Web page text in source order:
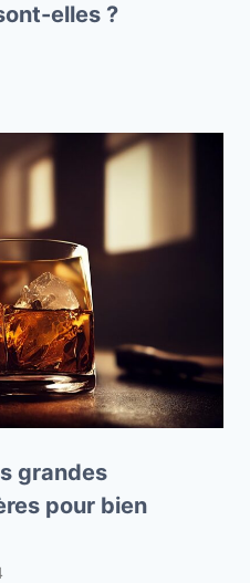
elles ?
grandes
pour bien